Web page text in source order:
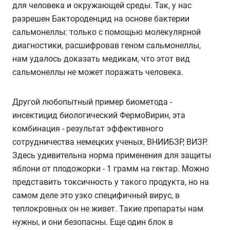
для человека и окружающей среды. Так, у нас
разрешен Бактороденцид на основе бактерии
сальмонеллы: только с помощью молекулярной
диагностики, расшифровав геном сальмонеллы,
нам удалось доказать медикам, что этот вид
сальмонеллы не может поражать человека.
Другой любопытный пример биометода -
инсектицид биологический ФермоВирин, эта
комбинация - результат эффективного
сотрудничества немецких ученых, ВНИИБЗР, ВИЗР.
Здесь удивительна норма применения для защиты
яблони от плодожорки - 1 грамм на гектар. Можно
представить токсичность у такого продукта, но на
самом деле это узко специфичный вирус, в
теплокровных он не живет. Такие препараты нам
нужны, и они безопасны. Еще один блок в